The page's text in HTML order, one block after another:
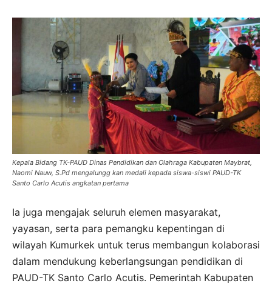
Kepala Bidang TK-PAUD Dinas Pendidikan dan Olahraga Kabupaten Maybrat,
Naomi Nauw, S.Pd mengalungg kan medali kepada siswa-siswi PAUD-TK
Santo Carlo Acutis angkatan pertama
Ia juga mengajak seluruh elemen masyarakat,
yayasan, serta para pemangku kepentingan di
wilayah Kumurkek untuk terus membangun kolaborasi
dalam mendukung keberlangsungan pendidikan di
PAUD-TK Santo Carlo Acutis. Pemerintah Kabupaten